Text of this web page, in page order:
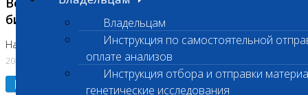
Владельцам
Инструкция по самостоятельной
оплате анализов
Инструкция отбора и отправки
генетические исследования
биохимических исследований
На Нагорной
20.07.2026
Подробнее